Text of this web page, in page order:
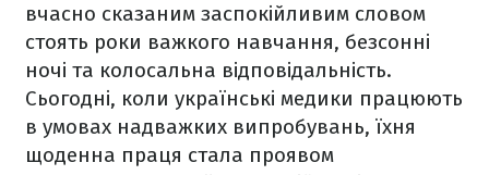
вчасно сказаним заспокійливим словом
стоять роки важкого навчання, безсонні
ночі та колосальна відповідальність.
Сьогодні, коли українські медики працюють
в умовах надважких випробувань, їхня
щоденна праця стала проявом